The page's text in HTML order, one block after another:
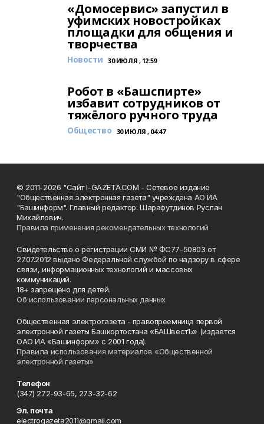
«Домосервис» запустил в
уфимских новостройках
площадки для общения и
творчества
Новости 30 ИЮЛЯ , 12:59
Робот в «Башспирте»
избавит сотрудников от
тяжёлого ручного труда
Общество 30 ИЮЛЯ , 04:47
© 2011-2026 "Сайт I-GAZETA.COM - Сетевое издание
"Общественная электронная газета" учреждена АО ИА
"Башинформ". Главный редактор: Шарафутдинов Руслан
Михайлович.
Правила применения рекомендательных технологий
Свидетельство о регистрации СМИ № ФС77-50803 от
27.07.2012 выдано Федеральной службой по надзору в сфере
связи, информационных технологий и массовых
коммуникаций.
18+ запрещено для детей.
Об использовании персональных данных
Общественная электрогазета - правопреемница первой
электронной газеты Башкортостана «БАШвестЪ» (издается
ОАО ИА «Башинформ» с 2001 года).
Правила использования материалов «Общественной
электронной газеты»
Телефон
(347) 272-93-65, 273-32-62
Эл. почта
electrogazeta2011@gmail.com